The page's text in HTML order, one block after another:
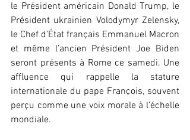
le Président américain Donald Trump, le
Président ukrainien Volodymyr Zelensky,
le Chef d’État français Emmanuel Macron
et même l’ancien Président Joe Biden
seront présents à Rome ce samedi. Une
affluence qui rappelle la stature
internationale du pape François, souvent
perçu comme une voix morale à l’échelle
mondiale.